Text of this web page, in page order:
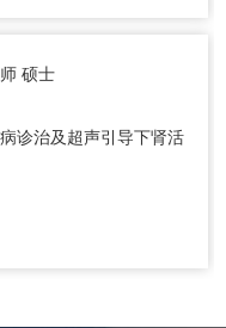
硕士
诊治及超声引导下肾活